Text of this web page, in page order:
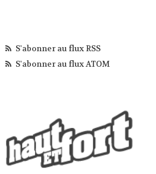
S'abonner au flux RSS
S'abonner au flux ATOM